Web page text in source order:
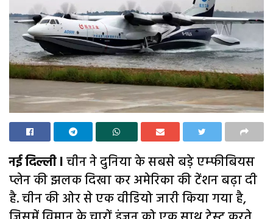
नई दिल्ली lचीन ने दुनिया के सबसे बड़े एम्फीबियस
प्लेन की झलक दिखा कर अमेरिका की टेंशन बढ़ा दी
है. चीन की ओर से एक वीडियो जारी किया गया है,